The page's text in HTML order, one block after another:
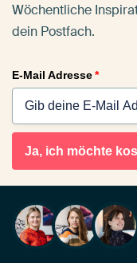
Wöchentliche
dein Postfach.
E-Mail Adresse*
Ja, ich möchte